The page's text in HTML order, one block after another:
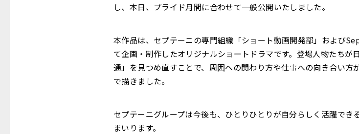
し、本日、プライド月間に合わせて一般公開いたしました。
本作品は、セプテーニの専門組織「ショート動画開発部」および
て企画・制作したオリジナルショートドラマです。登場人物たち
通」を見つめ直すことで、周囲への関わり方や仕事への向き合い
で描きました。
セプテーニグループは今後も、ひとりひとりが自分らしく活躍で
まいります。